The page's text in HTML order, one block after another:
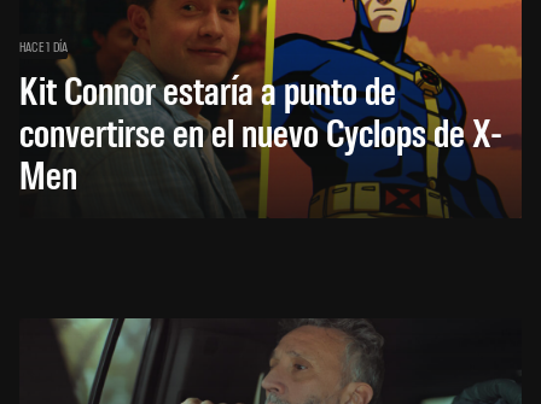
HACE 1 DÍA
Kit Connor estaría a punto de
convertirse en el nuevo Cyclops de X-
Men